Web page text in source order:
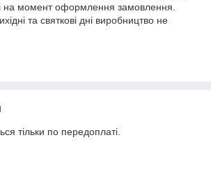
на момент оформлення замовлення.
та святкові дні виробництво не
тільки по передоплаті.